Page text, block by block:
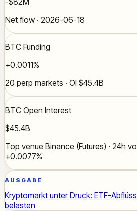
Net flow · 2026-06-18
BTC Funding
+0.0011%
20 perp markets · OI $45.4B
BTC Open Interest
$45.4B
Top venue Binance (Futures) · 24h
+0.0077%
AUSGABE
Kryptomarkt unter Druck: ETF-
belasten